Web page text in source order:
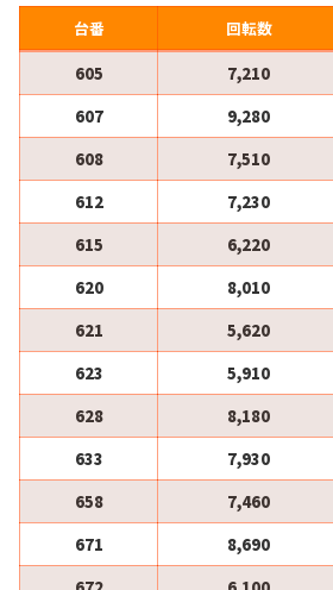
台番 回転数
605
7,210
607
9,280
608
7,510
612
7,230
615
6,220
620
8,010
621
5,620
623
5,910
628
8,180
633
7,930
658
7,460
671
8,690